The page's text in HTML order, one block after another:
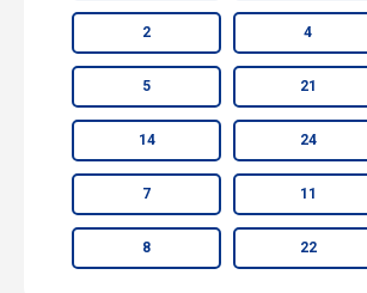
2 4
5 21
14 24
7 11
8 22